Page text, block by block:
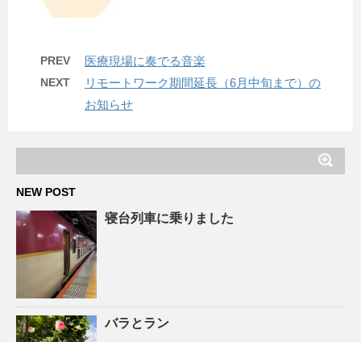
PREV 医療現場に奏でる音楽
NEXT
リモートワーク期間延長（6月中旬まで）の
お知らせ
NEW POST
寝台列車に乗りました
バラとラン